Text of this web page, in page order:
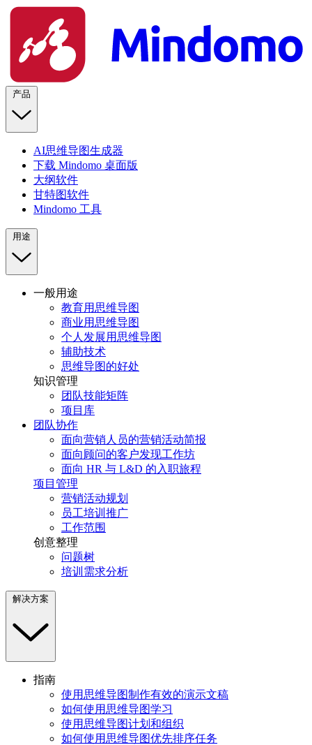
产品
AI思维导图生成器
下载 Mindomo 桌面版
大纲软件
甘特图软件
Mindomo 工具
用途
一般用途
教育用思维导图
商业用思维导图
个人发展用思维导图
辅助技术
思维导图的好处
知识管理
团队技能矩阵
项目库
团队协作
面向营销人员的营销活动简报
面向顾问的客户发现工作坊
面向 HR 与 L&D 的入职旅程
项目管理
营销活动规划
员工培训推广
工作范围
创意整理
问题树
培训需求分析
解决方案
指南
使用思维导图制作有效的演示文稿
如何使用思维导图学习
使用思维导图计划和组织
如何使用思维导图优先排序任务